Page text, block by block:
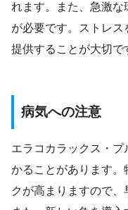
れます。また、急激
が必要です。ストレ
提供することが大切で
病気への注意
エラコカラックス・
かることがあります。
クが高まりますので、